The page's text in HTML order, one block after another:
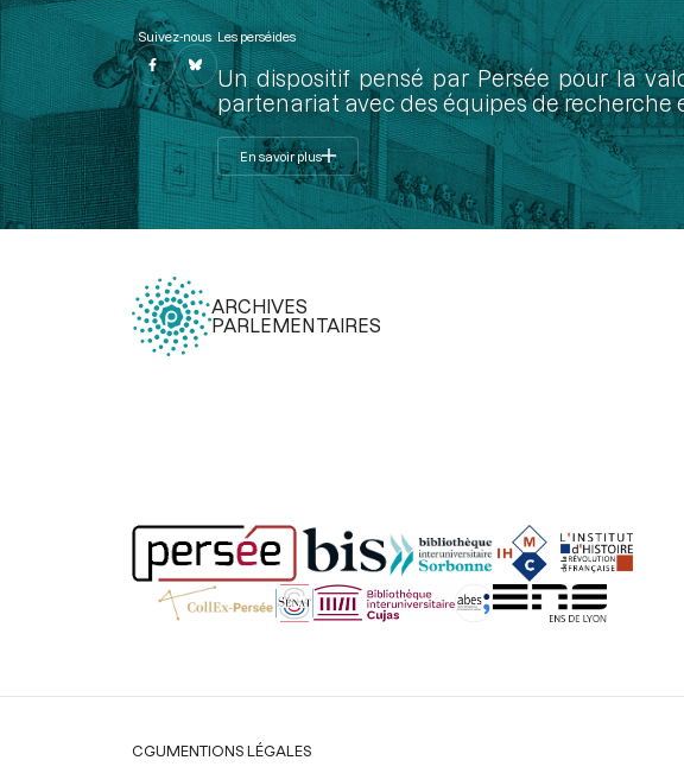
Suivez-nous Les perséides
Un dispositif pensé par Persée pour la
partenariat avec des équipes de recherche
En savoir plus
ARCHIVES
PARLEMENTAIRES
Légal
CGUMENTIONS LÉGALES